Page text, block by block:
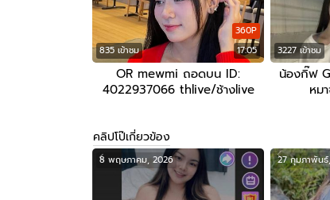
835 เข้าชม 17:05
360P
OR mewmi ถอดบน ID:
4022937066 thlive/ช้างlive
3227 เข้าชม
น้องกิ๊ฟ
หม
คลิปโป๊เกี่ยวข้อง
8 พฤษภาคม, 2026 27 กุมภาพัน